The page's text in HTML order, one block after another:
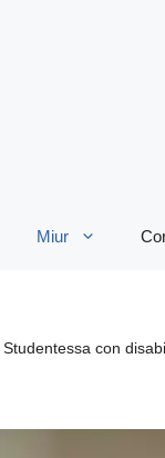
Miur
Studentessa con